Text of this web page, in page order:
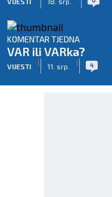
KOMENTAR TJEDNA
VAR ili VARka?
VIJESTI
|
11. srp.
| 4